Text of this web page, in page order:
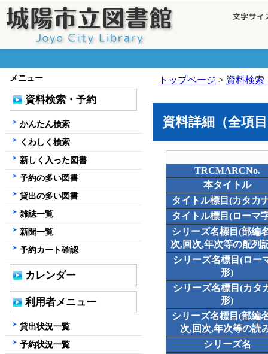
トップページ > 資料検索
資料詳細（全項
TRCMARCNo.
本タイトル
タイトル標目(カタカ
タイトル標目(ローマ
シリーズ名標目(部編
次,回次,年次等の配列
シリーズ名標目(ロー
形)
シリーズ名標目(カタ
形)
シリーズ名標目(部編
次,回次,年次等の読
シリーズ名
メニュー
資料検索・予約
かんたん検索
くわしく検索
新しく入った図書
予約の多い図書
貸出の多い図書
雑誌一覧
新聞一覧
予約カート確認
カレンダー
利用者メニュー
貸出状況一覧
予約状況一覧